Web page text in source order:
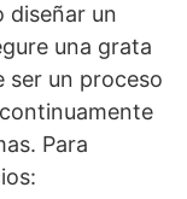
diseñar un
una grata
ser un proceso
Para